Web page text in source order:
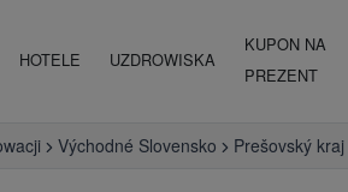
HOTELE UZDROWISKA
KUPON NA
PREZENT
Východné Slovensko Prešovský kraj